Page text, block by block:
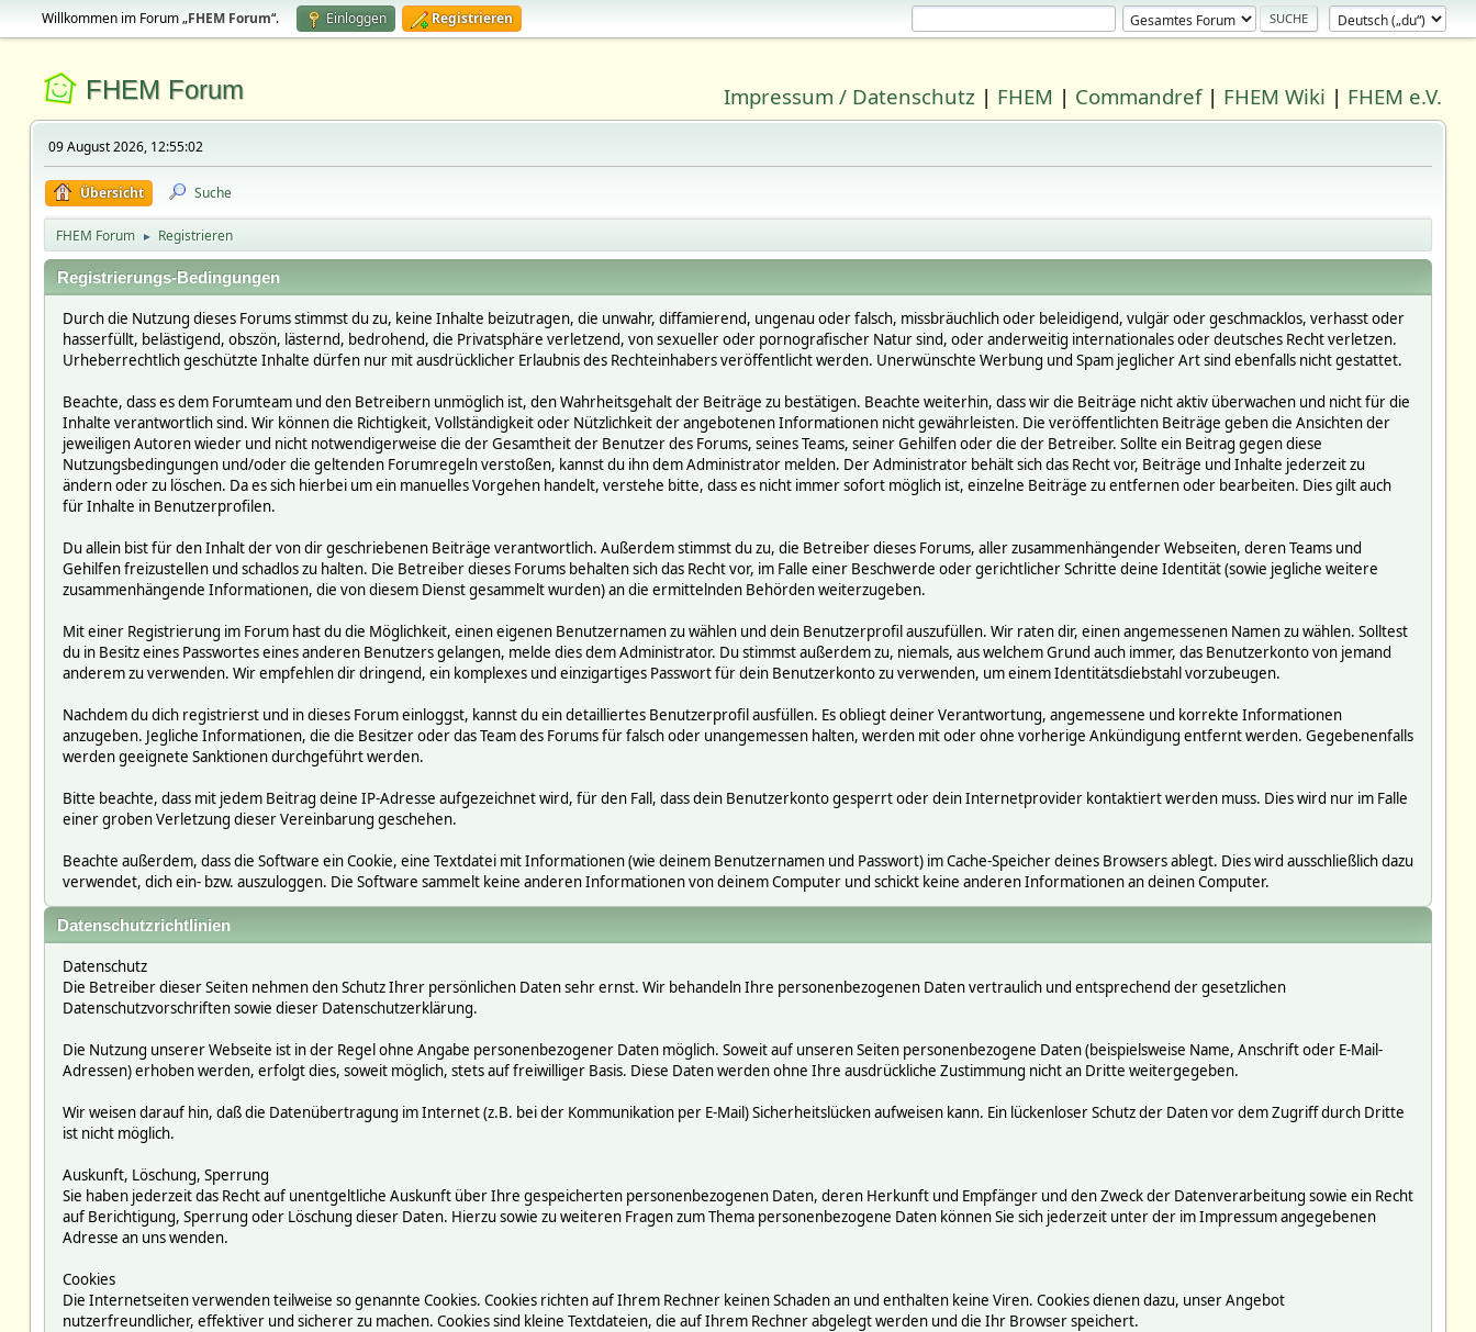
Willkommen im Forum „FHEM Forum“. Einloggen Registrieren
FHEM Forum Impressum / Datenschutz | FHEM | Commandref| FHEM Wiki | FHEM e.V.
09 August 2026, 12:55:02
Übersicht Suche
FHEM Forum ► Registrieren
Registrierungs-Bedingungen
Durch die Nutzung dieses Forums stimmst du zu, keine Inhalte beizutragen, die unwahr, diffamierend, ungenau oder falsch, missbräuchlich oder beleidigend, vulgär oder geschmacklos, verhasst oder
hasserfüllt, belästigend, obszön, lästernd, bedrohend, die Privatsphäre verletzend, von sexueller oder pornografischer Natur sind, oder anderweitig internationales oder deutsches Recht verletzen.
Urheberrechtlich geschützte Inhalte dürfen nur mit ausdrücklicher Erlaubnis des Rechteinhabers veröffentlicht werden. Unerwünschte Werbung und Spam jeglicher Art sind ebenfalls nicht gestattet.
Beachte, dass es dem Forumteam und den Betreibern unmöglich ist, den Wahrheitsgehalt der Beiträge zu bestätigen. Beachte weiterhin, dass wir die Beiträge nicht aktiv überwachen und nicht für die
Inhalte verantwortlich sind. Wir können die Richtigkeit, Vollständigkeit oder Nützlichkeit der angebotenen Informationen nicht gewährleisten. Die veröffentlichten Beiträge geben die Ansichten der
jeweiligen Autoren wieder und nicht notwendigerweise die der Gesamtheit der Benutzer des Forums, seines Teams, seiner Gehilfen oder die der Betreiber. Sollte ein Beitrag gegen diese
Nutzungsbedingungen und/oder die geltenden Forumregeln verstoßen, kannst du ihn dem Administrator melden. Der Administrator behält sich das Recht vor, Beiträge und Inhalte jederzeit zu
ändern oder zu löschen. Da es sich hierbei um ein manuelles Vorgehen handelt, verstehe bitte, dass es nicht immer sofort möglich ist, einzelne Beiträge zu entfernen oder bearbeiten. Dies gilt auch
für Inhalte in Benutzerprofilen.
Du allein bist für den Inhalt der von dir geschriebenen Beiträge verantwortlich. Außerdem stimmst du zu, die Betreiber dieses Forums, aller zusammenhängender Webseiten, deren Teams und
Gehilfen freizustellen und schadlos zu halten. Die Betreiber dieses Forums behalten sich das Recht vor, im Falle einer Beschwerde oder gerichtlicher Schritte deine Identität (sowie jegliche weitere
zusammenhängende Informationen, die von diesem Dienst gesammelt wurden) an die ermittelnden Behörden weiterzugeben.
Mit einer Registrierung im Forum hast du die Möglichkeit, einen eigenen Benutzernamen zu wählen und dein Benutzerprofil auszufüllen. Wir raten dir, einen angemessenen Namen zu wählen. Solltest
du in Besitz eines Passwortes eines anderen Benutzers gelangen, melde dies dem Administrator. Du stimmst außerdem zu, niemals, aus welchem Grund auch immer, das Benutzerkonto von jemand
anderem zu verwenden. Wir empfehlen dir dringend, ein komplexes und einzigartiges Passwort für dein Benutzerkonto zu verwenden, um einem Identitätsdiebstahl vorzubeugen.
Nachdem du dich registrierst und in dieses Forum einloggst, kannst du ein detailliertes Benutzerprofil ausfüllen. Es obliegt deiner Verantwortung, angemessene und korrekte Informationen
anzugeben. Jegliche Informationen, die die Besitzer oder das Team des Forums für falsch oder unangemessen halten, werden mit oder ohne vorherige Ankündigung entfernt werden. Gegebenenfalls
werden geeignete Sanktionen durchgeführt werden.
Bitte beachte, dass mit jedem Beitrag deine IP-Adresse aufgezeichnet wird, für den Fall, dass dein Benutzerkonto gesperrt oder dein Internetprovider kontaktiert werden muss. Dies wird nur im Falle
einer groben Verletzung dieser Vereinbarung geschehen.
Beachte außerdem, dass die Software ein Cookie, eine Textdatei mit Informationen (wie deinem Benutzernamen und Passwort) im Cache-Speicher deines Browsers ablegt. Dies wird ausschließlich dazu
verwendet, dich ein- bzw. auszuloggen. Die Software sammelt keine anderen Informationen von deinem Computer und schickt keine anderen Informationen an deinen Computer.
Datenschutzrichtlinien
Datenschutz
Die Betreiber dieser Seiten nehmen den Schutz Ihrer persönlichen Daten sehr ernst. Wir behandeln Ihre personenbezogenen Daten vertraulich und entsprechend der gesetzlichen
Datenschutzvorschriften sowie dieser Datenschutzerklärung.
Die Nutzung unserer Webseite ist in der Regel ohne Angabe personenbezogener Daten möglich. Soweit auf unseren Seiten personenbezogene Daten (beispielsweise Name, Anschrift oder E-Mail-
Adressen) erhoben werden, erfolgt dies, soweit möglich, stets auf freiwilliger Basis. Diese Daten werden ohne Ihre ausdrückliche Zustimmung nicht an Dritte weitergegeben.
Wir weisen darauf hin, daß die Datenübertragung im Internet (z.B. bei der Kommunikation per E-Mail) Sicherheitslücken aufweisen kann. Ein lückenloser Schutz der Daten vor dem Zugriff durch Dritte
ist nicht möglich.
Auskunft, Löschung, Sperrung
Sie haben jederzeit das Recht auf unentgeltliche Auskunft über Ihre gespeicherten personenbezogenen Daten, deren Herkunft und Empfänger und den Zweck der Datenverarbeitung sowie ein Recht
auf Berichtigung, Sperrung oder Löschung dieser Daten. Hierzu sowie zu weiteren Fragen zum Thema personenbezogene Daten können Sie sich jederzeit unter der im Impressum angegebenen
Adresse an uns wenden.
Cookies
Die Internetseiten verwenden teilweise so genannte Cookies. Cookies richten auf Ihrem Rechner keinen Schaden an und enthalten keine Viren. Cookies dienen dazu, unser Angebot
nutzerfreundlicher, effektiver und sicherer zu machen. Cookies sind kleine Textdateien, die auf Ihrem Rechner abgelegt werden und die Ihr Browser speichert.